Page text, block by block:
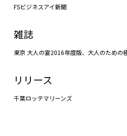
FSビジネスアイ新聞
雑誌
東京 大人の宴2016年度版、大人のための
リリース
千葉ロッテマリーンズ